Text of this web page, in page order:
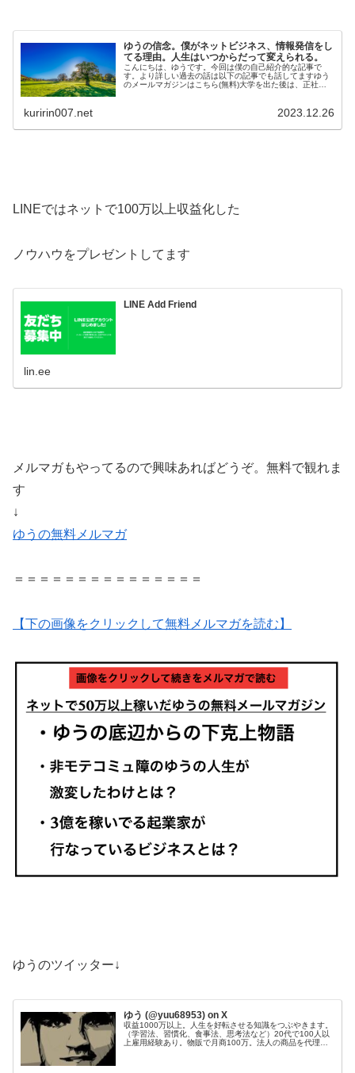
ゆうの信念。僕がネットビジネス、情報発信をし
てる理由。人生はいつからだって変えられる。
こんにちは、ゆうです。今回は僕の自己紹介的な記事で
す。より詳しい過去の話は以下の記事でも話してますゆう
のメールマガジンはこちら(無料)大学を出た後は、正社員
kuririn007.net 2023.12.26
LINEではネットで100万以上収益化した
ノウハウをプレゼントしてます
LINE Add Friend
lin.ee
メルマガもやってるので興味あればどうぞ。無料で観れま
す
↓
ゆうの無料メルマガ
＝＝＝＝＝＝＝＝＝＝＝＝＝＝＝
【下の画像をクリックして無料メルマガを読む】
ゆうのツイッター↓
ゆう (@yuu68953) on X
収益1000万以上。人生を好転させる知識をつぶやきます。
（学習法、習慣化、食事法、思考法など）20代で100人以
上雇用経験あり。物販で月商100万。法人の商品を代理販